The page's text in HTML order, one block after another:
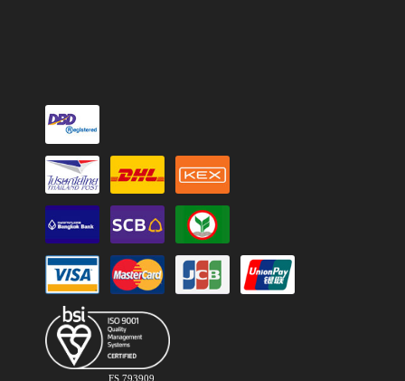
FS 793909